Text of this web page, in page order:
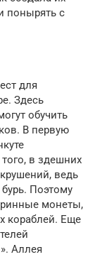
понырять с
для
Здесь
обучить
В первую
в здешних
ведь
Поэтому
монеты,
кораблей. Еще
Аллея